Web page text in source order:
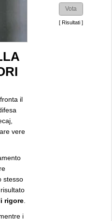
il
vere
stesso
rigore
i
[ Risultati ]